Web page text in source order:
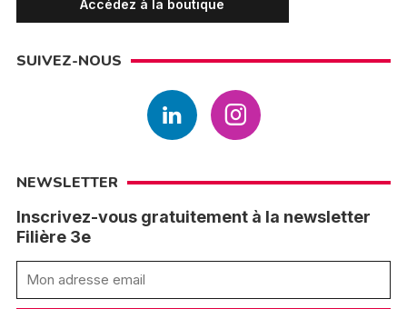
Accédez à la boutique
SUIVEZ-NOUS
NEWSLETTER
Inscrivez-vous gratuitement à la newsletter
Filière 3e